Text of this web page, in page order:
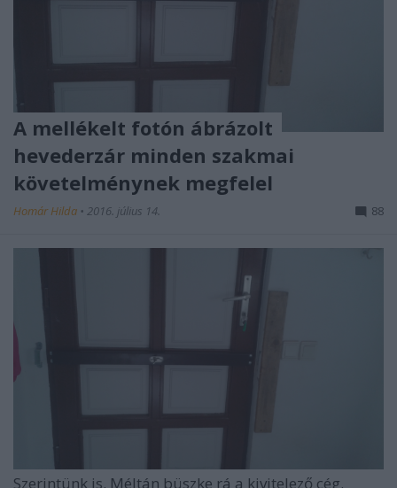
A mellékelt fotón ábrázolt
hevederzár minden szakmai
követelménynek megfelel
Homár Hilda • 2016. július 14. 88
Szerintünk is. Méltán büszke rá a kivitelező cég.